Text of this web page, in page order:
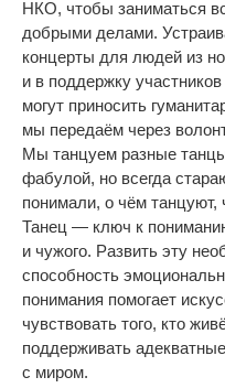
НКО, чтобы заниматься
добрыми делами.
концерты для людей из
и в поддержку
могут приносить
мы передаём через
Мы танцуем разные
фабулой, но всегда
понимали, о чём танцуют,
Танец — ключ к
и чужого. Развить эту
способность
понимания помогает
чувствовать того, кто
поддерживать
с миром.